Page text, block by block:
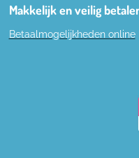
e
o
Makkelijk en veilig
Betaalmogelijkheden online